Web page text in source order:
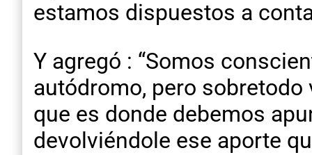
estamos dispuestos a
Y agregó : “Somos
autódromo, pero
que es donde debemos
devolviéndole ese aporte